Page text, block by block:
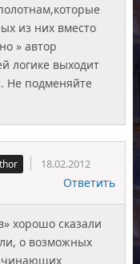
из них вместо
» автор
логике выходит
Не подменяйте
18.02.2012
Ответить
хорошо сказали
о возможных